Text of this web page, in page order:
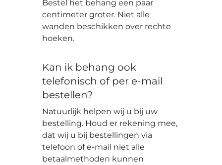
Bestel het behang een paar
centimeter groter. Niet alle
wanden beschikken over rechte
hoeken.
Kan ik behang ook
telefonisch of per e-mail
bestellen?
Natuurlijk helpen wij u bij uw
bestelling. Houd er rekening mee,
dat wij u bij bestellingen via
telefoon of e-mail niet alle
betaalmethoden kunnen